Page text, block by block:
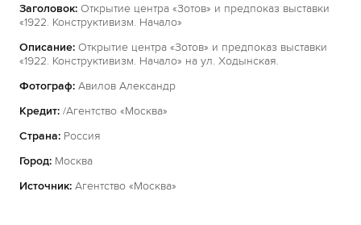
Заголовок: Открытие центра «Зотов» и предпоказ выставки
«1922. Конструктивизм. Начало»
Описание: Открытие центра «Зотов» и предпоказ выставки
«1922. Конструктивизм. Начало» на ул. Ходынская.
Фотограф: Авилов Александр
Кредит: /Агентство «Москва»
Страна: Россия
Город: Москва
Источник: Агентство «Москва»